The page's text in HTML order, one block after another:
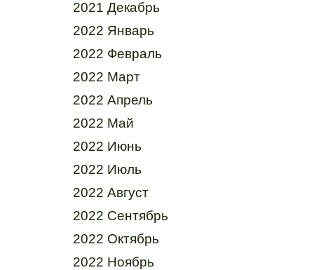
2021 Декабрь
2022 Январь
2022 Февраль
2022 Март
2022 Апрель
2022 Май
2022 Июнь
2022 Июль
2022 Август
2022 Сентябрь
2022 Октябрь
2022 Ноябрь